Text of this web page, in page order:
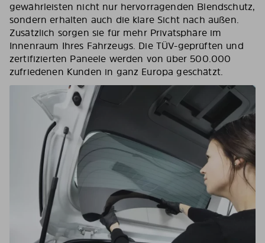
gewährleisten nicht nur hervorragenden Blendschutz,
sondern erhalten auch die klare Sicht nach außen.
Zusätzlich sorgen sie für mehr Privatsphäre im
Innenraum Ihres Fahrzeugs. Die TÜV-geprüften und
zertifizierten Paneele werden von über 500.000
zufriedenen Kunden in ganz Europa geschätzt.